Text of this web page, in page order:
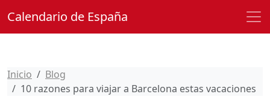
Calendario de España
Inicio
Blog
10 razones para viajar a Barcelona estas vacaciones